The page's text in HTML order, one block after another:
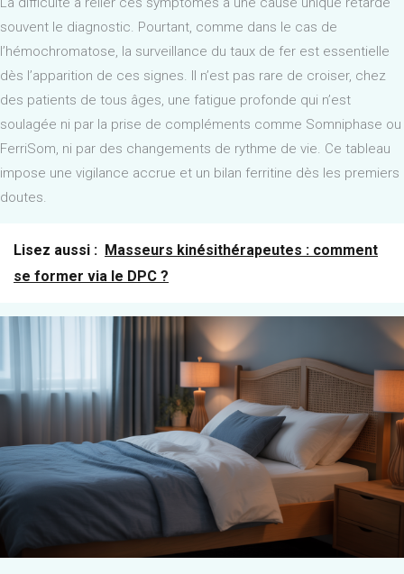
souvent le diagnostic. Pourtant, comme dans le cas de
l’hémochromatose, la surveillance du taux de fer est essentielle
dès l’apparition de ces signes. Il n’est pas rare de croiser, chez
des patients de tous âges, une fatigue profonde qui n’est
soulagée ni par la prise de compléments comme Somniphase ou
FerriSom, ni par des changements de rythme de vie. Ce tableau
impose une vigilance accrue et un bilan ferritine dès les premiers
doutes.
Lisez aussi : Masseurs kinésithérapeutes : comment
se former via le DPC ?